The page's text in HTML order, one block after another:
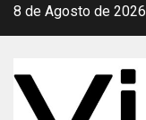
Saltar
8 de Agosto de 2026